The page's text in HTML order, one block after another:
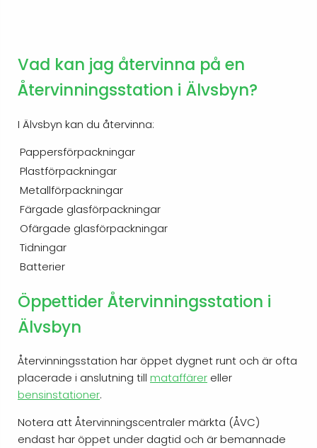
Vad kan jag återvinna på en
Återvinningsstation i Älvsbyn?
I Älvsbyn kan du återvinna:
Pappersförpackningar
Plastförpackningar
Metallförpackningar
Färgade glasförpackningar
Ofärgade glasförpackningar
Tidningar
Batterier
Öppettider Återvinningsstation i
Älvsbyn
Återvinningsstation har öppet dygnet runt och är ofta
placerade i anslutning till mataffärer eller
bensinstationer.
Notera att Återvinningscentraler märkta (ÅVC)
endast har öppet under dagtid och är bemannade